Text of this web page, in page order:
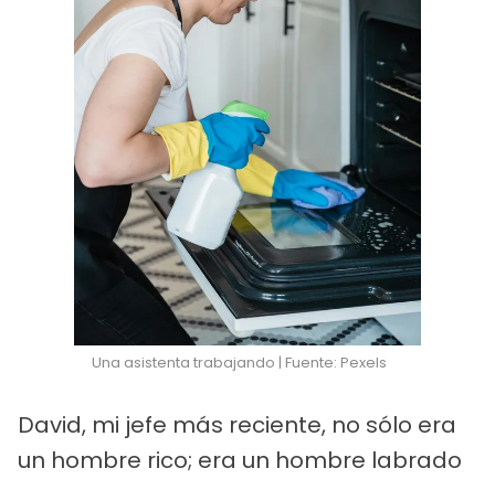
Una asistenta trabajando | Fuente: Pexels
David, mi jefe más reciente, no sólo era
un hombre rico; era un hombre labrado